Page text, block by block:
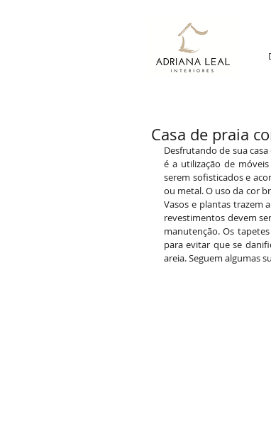
Casa de praia
Desfrutando de sua
é a utilização de
serem sofisticados e
ou metal. O uso da cor
Vasos e plantas trazem
revestimentos devem
manutenção. Os
para evitar que se
areia. Seguem algumas